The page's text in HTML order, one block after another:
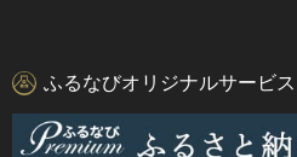
ふるなびオリジナルサービス